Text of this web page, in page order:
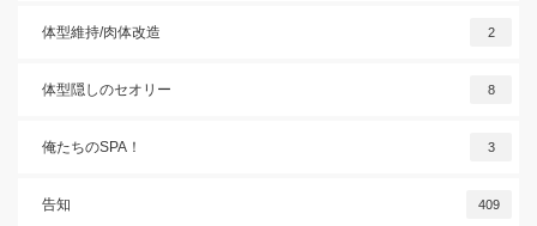
体型維持/肉体改造 2
体型隠しのセオリー 8
俺たちのSPA！ 3
告知 409